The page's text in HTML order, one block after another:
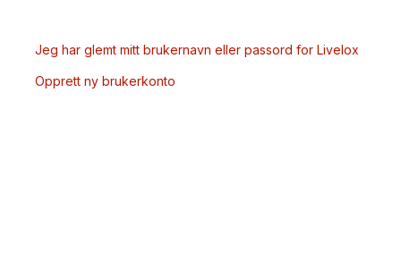
Jeg har glemt mitt brukernavn eller passord for Livelox
Opprett ny brukerkonto